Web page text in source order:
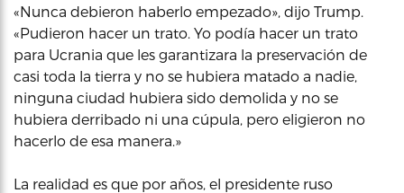
«Nunca debieron haberlo empezado», dijo Trump.
«Pudieron hacer un trato. Yo podía hacer un trato
para Ucrania que les garantizara la preservación de
casi toda la tierra y no se hubiera matado a nadie,
ninguna ciudad hubiera sido demolida y no se
hubiera derribado ni una cúpula, pero eligieron no
hacerlo de esa manera.»
La realidad es que por años, el presidente ruso